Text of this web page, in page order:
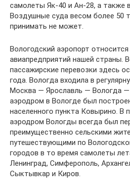
самолеты Як-40 и Ан-28, а также
Воздушные суда весом более 50
принимать не может.
Вологодский аэропорт
авиапредприятий нашей страны.
пассажирские перевозки здесь
года. Вологда входила в
Москва — Ярославль — Вологда —
аэродром в Вологде был
населенного пункта Ковырино. В
аэродром Вологды всегда был
преимущественно сельскими
путешествующими по
городов в то время самолеты
Ленинград, Симферополь,
Сыктывкар и Киров.